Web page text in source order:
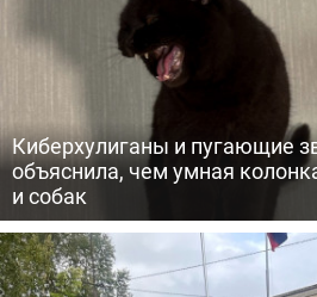
Киберхулиганы и пугающие
объяснила, чем умная
и собак